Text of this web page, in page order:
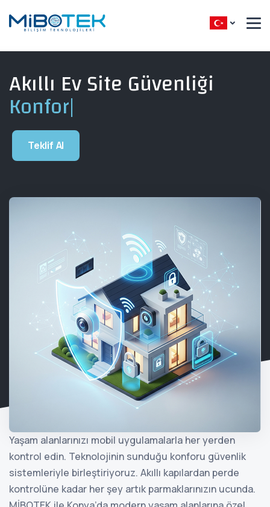
Akıllı Ev Site Güvenliği
Ko
Teklif Al
Yaşam alanlarınızı mobil uygulamalarla her yerden
kontrol edin. Teknolojinin sunduğu konforu güvenlik
sistemleriyle birleştiriyoruz. Akıllı kapılardan perde
kontrolüne kadar her şey artık parmaklarınızın ucunda.